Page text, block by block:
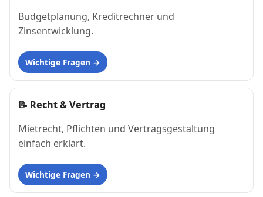
Budgetplanung, Kreditrechner und
Zinsentwicklung.
Wichtige Fragen
📝 Recht & Vertrag
Mietrecht, Pflichten und Vertragsgestaltung
einfach erklärt.
Wichtige Fragen